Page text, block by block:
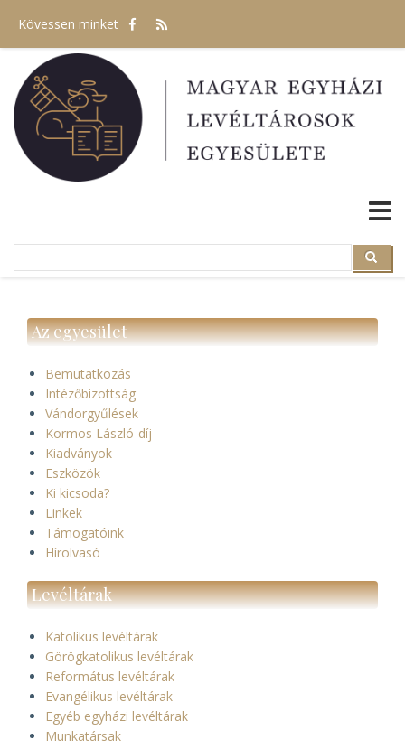
tartalomra
Kövessen minket
Search
Az egyesület
Bemutatkozás
Intézőbizottság
Vándorgyűlések
Kormos László-díj
Kiadványok
Eszközök
Ki kicsoda?
Linkek
Támogatóink
Hírolvasó
Levéltárak
Katolikus levéltárak
Görögkatolikus levéltárak
Református levéltárak
Evangélikus levéltárak
Egyéb egyházi levéltárak
Munkatársak